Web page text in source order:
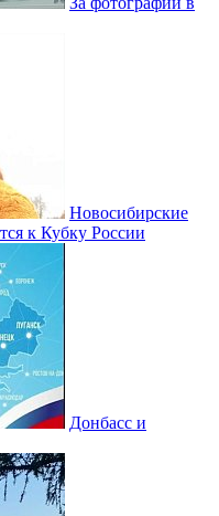
Новосибирские
к Кубку России
Донбасс и